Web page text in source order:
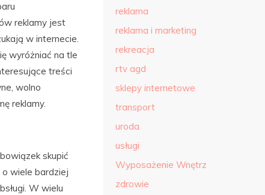
reklamy jest
w internecie.
wyróżniać na tle
treści
wolno
reklamy.
skupić
o wiele bardziej
W wielu
reklama
reklama i marketing
rekreacja
rtv agd
sklepy internetowe
transport
uroda
usługi
Wyposażenie Wnętrz
zdrowie